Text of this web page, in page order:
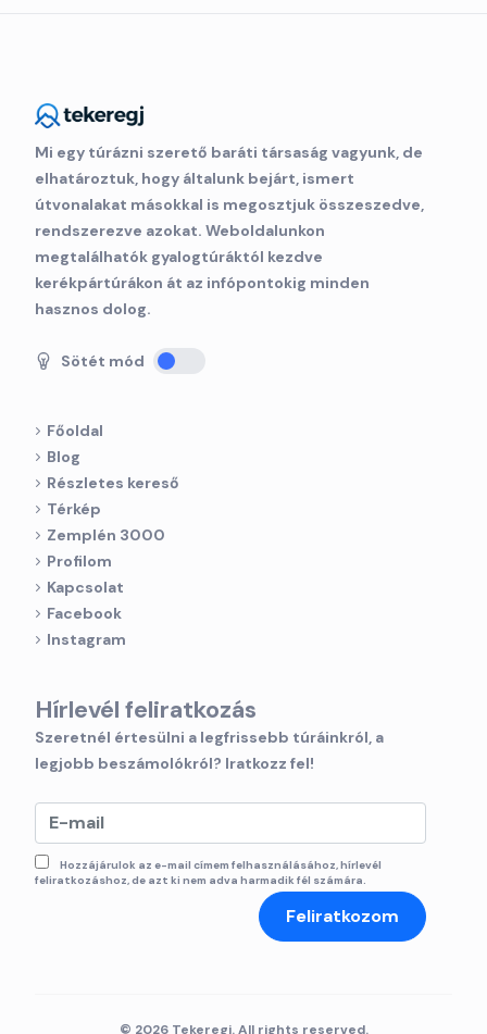
Mi egy túrázni szerető baráti társaság vagyunk, de
elhatároztuk, hogy általunk bejárt, ismert
útvonalakat másokkal is megosztjuk összeszedve,
rendszerezve azokat. Weboldalunkon
megtalálhatók gyalogtúráktól kezdve
kerékpártúrákon át az infópontokig minden
hasznos dolog.
Sötét mód
Főoldal
Blog
Részletes kereső
Térkép
Zemplén 3000
Profilom
Kapcsolat
Facebook
Instagram
Hírlevél feliratkozás
Szeretnél értesülni a legfrissebb túráinkról, a
legjobb beszámolókról? Iratkozz fel!
Hozzájárulok az e-mail címem felhasználásához, hírlevél
feliratkozáshoz, de azt ki nem adva harmadik fél számára.
Feliratkozom
© 2026 Tekeregj. All rights reserved.